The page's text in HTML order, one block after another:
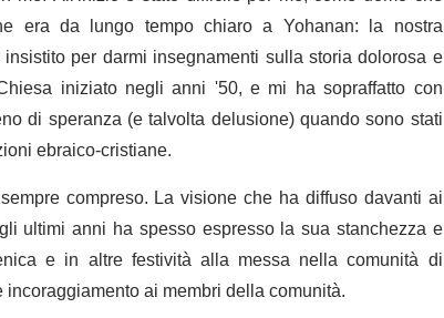
era da lungo tempo chiaro a Yohanan: la nostra
per darmi insegnamenti sulla storia dolorosa e
iniziato negli anni '50, e mi ha sopraffatto con
di speranza (e talvolta delusione) quando sono stati
ebraico-cristiane.
compreso. La visione che ha diffuso davanti ai
ultimi anni ha spesso espresso la sua stanchezza e
e in altre festività alla messa nella comunità di
ai membri della comunità.